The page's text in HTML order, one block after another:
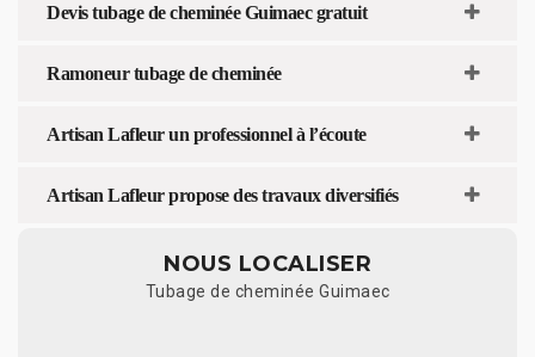
Devis tubage de cheminée Guimaec gratuit
Ramoneur tubage de cheminée
Artisan Lafleur un professionnel à l’écoute
Artisan Lafleur propose des travaux diversifiés
NOUS LOCALISER
Tubage de cheminée Guimaec